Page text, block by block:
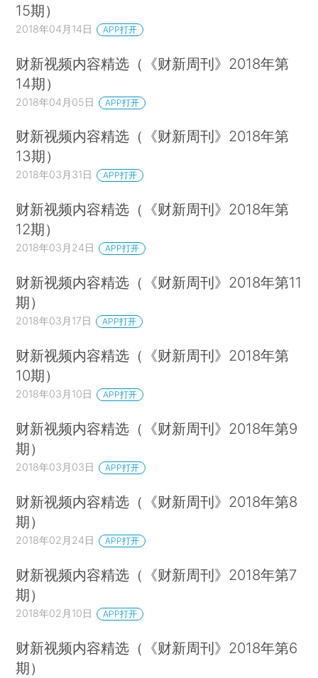
15期）
2018年04月14日 APP打开
财新视频内容精选（《财新周刊》2018年第
14期）
2018年04月05日 APP打开
财新视频内容精选（《财新周刊》2018年第
13期）
2018年03月31日 APP打开
财新视频内容精选（《财新周刊》2018年第
12期）
2018年03月24日 APP打开
财新视频内容精选（《财新周刊》2018年第11
期）
2018年03月17日 APP打开
财新视频内容精选（《财新周刊》2018年第
10期）
2018年03月10日 APP打开
财新视频内容精选（《财新周刊》2018年第9
期）
2018年03月03日 APP打开
财新视频内容精选（《财新周刊》2018年第8
期）
2018年02月24日 APP打开
财新视频内容精选（《财新周刊》2018年第7
期）
2018年02月10日 APP打开
财新视频内容精选（《财新周刊》2018年第6
期）